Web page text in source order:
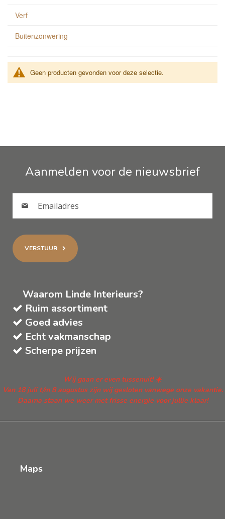
Geen producten gevonden voor deze selectie.
Verf
Buitenzonwering
Aanmelden voor de nieuwsbrief
VERSTUUR
Waarom Linde Interieurs?
Ruim assortiment
Goed advies
Echt vakmanschap
Scherpe prijzen
Wij gaan er even tussenuit! ☀️
Van 18 juli t/m 8 augustus zijn wij gesloten vanwege onze vakantie.
Daarna staan we weer met frisse energie voor jullie klaar!
Maps